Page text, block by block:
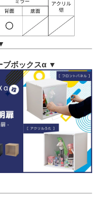
ブボックスα ▼